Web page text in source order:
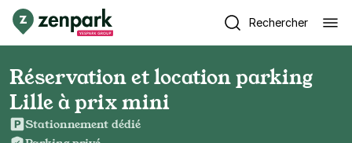
Rechercher
Réservation et location parking
Lille à prix mini
Stationnement dédié